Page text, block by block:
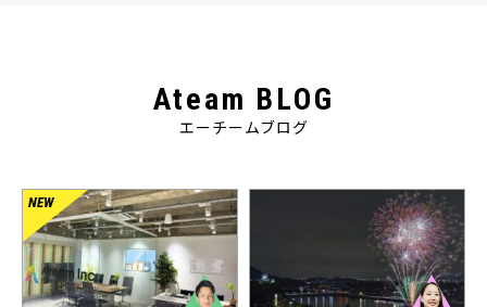
Ateam BLOG
エーチームブログ